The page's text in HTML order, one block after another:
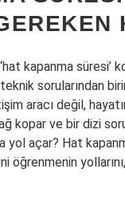
kapanma süresi’
sorularından
aracı değil,
kopar ve bir dizi
yol açar? Hat
öğrenmenin